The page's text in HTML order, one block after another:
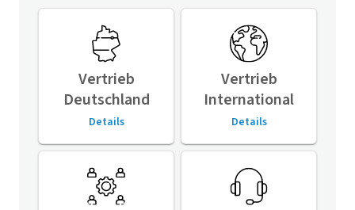
Vertrieb
Deutschland
Details
Vertrieb
International
Details